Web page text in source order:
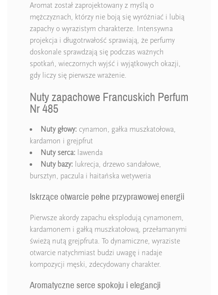
Aromat został zaprojektowany z myślą o
mężczyznach, którzy nie boją się wyróżniać i lubią
zapachy o wyrazistym charakterze. Intensywna
projekcja i długotrwałość sprawiają, że perfumy
doskonale sprawdzają się podczas ważnych
spotkań, wieczornych wyjść i wyjątkowych okazji,
gdy liczy się pierwsze wrażenie.
Nuty zapachowe Francuskich Perfum
Nr 485
Nuty głowy: cynamon, gałka muszkatołowa,
kardamon i grejpfrut
Nuty serca: lawenda
Nuty bazy: lukrecja, drzewo sandałowe,
bursztyn, paczula i haitańska wetyweria
Iskrzące otwarcie pełne przyprawowej energii
Pierwsze akordy zapachu eksplodują cynamonem,
kardamonem i gałką muszkatołową, przełamanymi
świeżą nutą grejpfruta. To dynamiczne, wyraziste
otwarcie natychmiast budzi uwagę i nadaje
kompozycji męski, zdecydowany charakter.
Aromatyczne serce spokoju i elegancji